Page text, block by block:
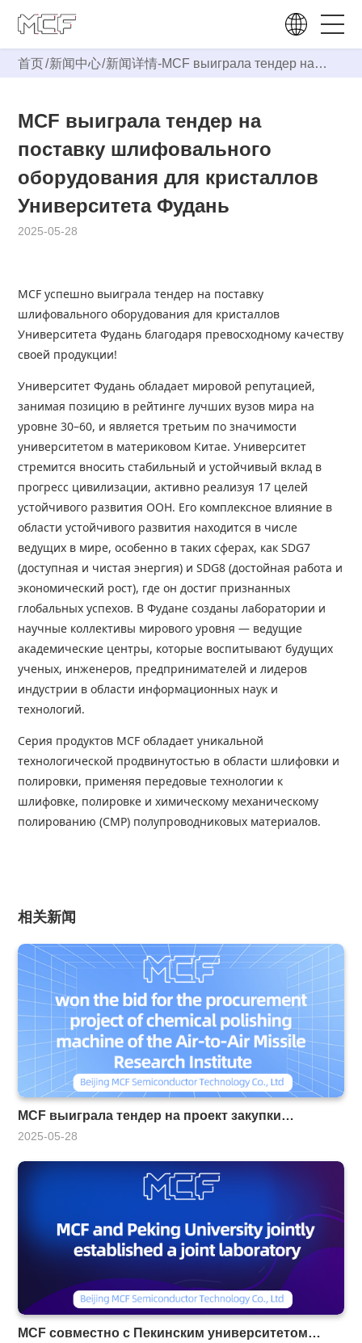
首页/新闻中心/新闻详情-MCF выиграла тендер на
Университета Фудань
MCF выиграла тендер на
поставку шлифовального
оборудования для кристаллов
Университета Фудань
2025-05-28
MCF успешно выиграла тендер на поставку
шлифовального оборудования для кристаллов
Университета Фудань благодаря превосходному качеству
своей продукции!
Университет Фудань обладает мировой репутацией,
занимая позицию в рейтинге лучших вузов мира на
уровне 30–60, и является третьим по значимости
университетом в материковом Китае. Университет
стремится вносить стабильный и устойчивый вклад в
прогресс цивилизации, активно реализуя 17 целей
устойчивого развития ООН. Его комплексное влияние в
области устойчивого развития находится в числе
ведущих в мире, особенно в таких сферах, как SDG7
(доступная и чистая энергия) и SDG8 (достойная работа и
экономический рост), где он достиг признанных
глобальных успехов. В Фудане созданы лаборатории и
научные коллективы мирового уровня — ведущие
академические центры, которые воспитывают будущих
ученых, инженеров, предпринимателей и лидеров
индустрии в области информационных наук и
технологий.
Серия продуктов MCF обладает уникальной
технологической продвинутостью в области шлифовки и
полировки, применяя передовые технологии к
шлифовке, полировке и химическому механическому
полированию (CMP) полупроводниковых материалов.
相关新闻
MCF выиграла тендер на проект закупки
химического полировального оборудования для
2025-05-28
MCF совместно с Пекинским университетом